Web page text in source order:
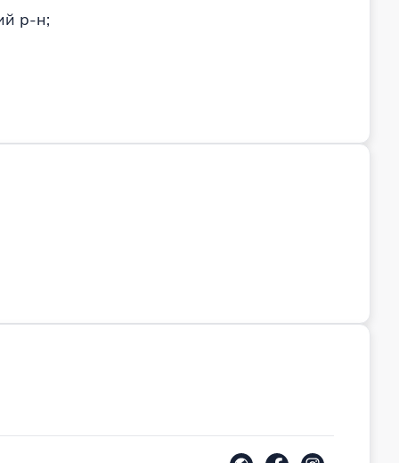
р-н;